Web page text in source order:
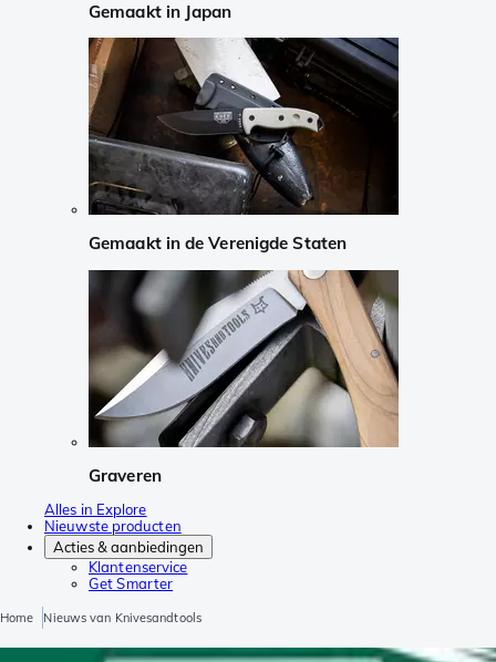
Gemaakt in Japan
Gemaakt in de Verenigde Staten
Graveren
Alles in Explore
Nieuwste producten
Acties & aanbiedingen
Klantenservice
Get Smarter
Home Nieuws van Knivesandtools